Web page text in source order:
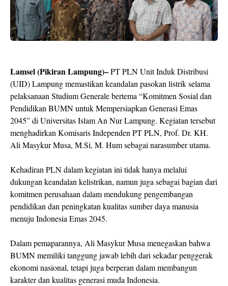
Lamsel (Pikiran Lampung)–PT PLN Unit Induk Distribusi
(UID) Lampung memastikan keandalan pasokan listrik selama
pelaksanaan Studium Generale bertema “Komitmen Sosial dan
Pendidikan BUMN untuk Mempersiapkan Generasi Emas
2045” di Universitas Islam An Nur Lampung. Kegiatan tersebut
menghadirkan Komisaris Independen PT PLN, Prof. Dr. KH.
Ali Masykur Musa, M.Si, M. Hum sebagai narasumber utama.
Kehadiran PLN dalam kegiatan ini tidak hanya melalui
dukungan keandalan kelistrikan, namun juga sebagai bagian dari
komitmen perusahaan dalam mendukung pengembangan
pendidikan dan peningkatan kualitas sumber daya manusia
menuju Indonesia Emas 2045.
Dalam pemaparannya, Ali Masykur Musa menegaskan bahwa
BUMN memiliki tanggung jawab lebih dari sekadar penggerak
ekonomi nasional, tetapi juga berperan dalam membangun
karakter dan kualitas generasi muda Indonesia.